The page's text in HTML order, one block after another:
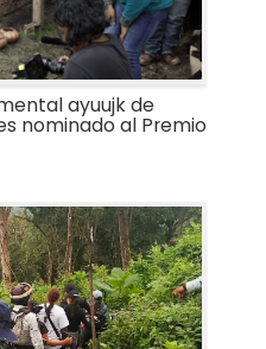
ayuujk de
nominado al Premio